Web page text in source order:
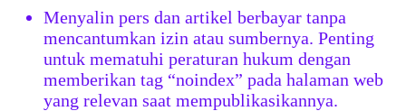
Menyalin pers dan artikel berbayar tanpa
mencantumkan izin atau sumbernya. Penting
untuk mematuhi peraturan hukum dengan
memberikan tag “noindex” pada halaman web
yang relevan saat mempublikasikannya.